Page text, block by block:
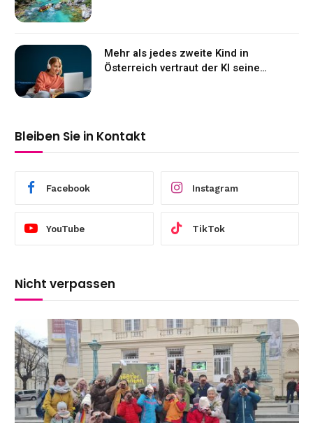
Mehr als jedes zweite Kind in
Österreich vertraut der KI seine
Bleiben Sie in Kontakt
Facebook Instagram
YouTube TikTok
Nicht verpassen